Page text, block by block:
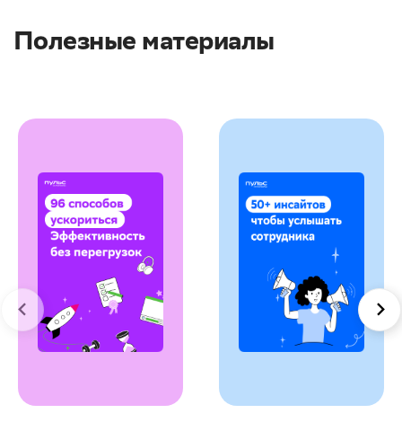
Полезные материалы